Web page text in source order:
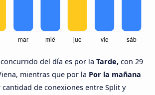
del día es por la Tarde, con 29
mientras que por la Por la mañana
de conexiones entre Split y